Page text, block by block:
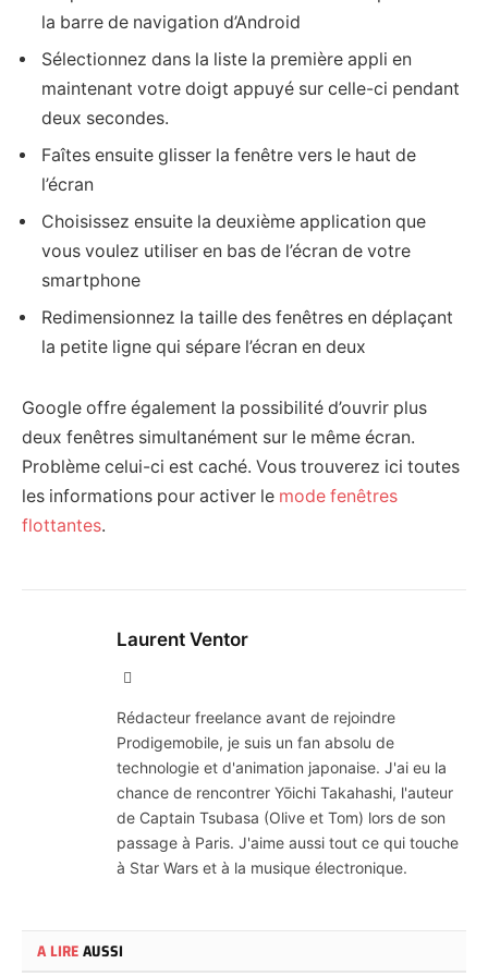
la barre de navigation d’Android
Sélectionnez dans la liste la première appli en
maintenant votre doigt appuyé sur celle-ci pendant
deux secondes.
Faîtes ensuite glisser la fenêtre vers le haut de
l’écran
Choisissez ensuite la deuxième application que
vous voulez utiliser en bas de l’écran de votre
smartphone
Redimensionnez la taille des fenêtres en déplaçant
la petite ligne qui sépare l’écran en deux
Google offre également la possibilité d’ouvrir plus
deux fenêtres simultanément sur le même écran.
Problème celui-ci est caché. Vous trouverez ici toutes
les informations pour activer le mode fenêtres
flottantes.
Laurent Ventor
Rédacteur freelance avant de rejoindre
Prodigemobile, je suis un fan absolu de
technologie et d'animation japonaise. J'ai eu la
chance de rencontrer Yōichi Takahashi, l'auteur
de Captain Tsubasa (Olive et Tom) lors de son
passage à Paris. J'aime aussi tout ce qui touche
à Star Wars et à la musique électronique.
A LIREAUSSI